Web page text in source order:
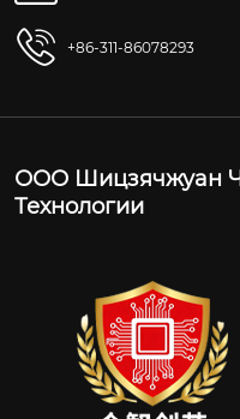
+86-311-86078293
ООО Шицзячжуан
Технологии